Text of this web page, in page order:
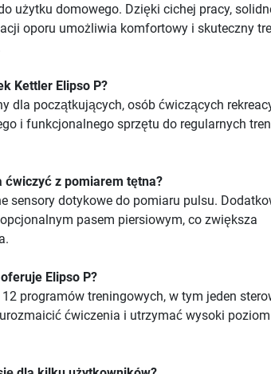
użytku domowego. Dzięki cichej pracy,
oporu umożliwia komfortowy i skuteczny
Kettler Elipso P?
dla początkujących, osób ćwiczących
i funkcjonalnego sprzętu do regularnych
ćwiczyć z pomiarem tętna?
sensory dotykowe do pomiaru pulsu.
pasem piersiowym, co zwiększa
Elipso P?
programów treningowych, w tym jeden
ćwiczenia i utrzymać wysoki poziom